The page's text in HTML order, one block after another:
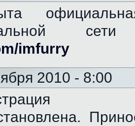
сети
imfurry
2010 - 8:00